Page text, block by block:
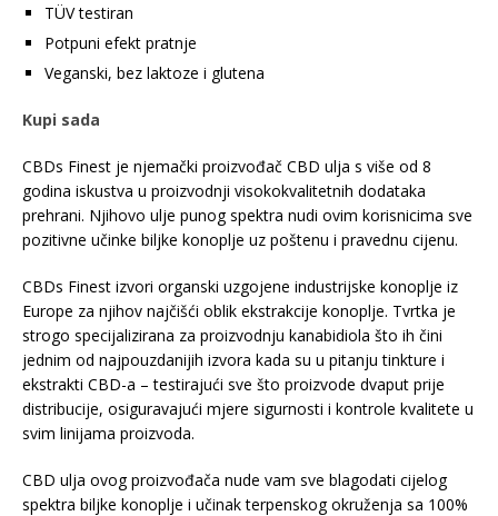
TÜV testiran
Potpuni efekt pratnje
Veganski, bez laktoze i glutena
Kupi sada
CBDs Finest je njemački proizvođač CBD ulja s više od 8
godina iskustva u proizvodnji visokokvalitetnih dodataka
prehrani. Njihovo ulje punog spektra nudi ovim korisnicima sve
pozitivne učinke biljke konoplje uz poštenu i pravednu cijenu.
CBDs Finest izvori organski uzgojene industrijske konoplje iz
Europe za njihov najčišći oblik ekstrakcije konoplje. Tvrtka je
strogo specijalizirana za proizvodnju kanabidiola što ih čini
jednim od najpouzdanijih izvora kada su u pitanju tinkture i
ekstrakti CBD-a – testirajući sve što proizvode dvaput prije
distribucije, osiguravajući mjere sigurnosti i kontrole kvalitete u
svim linijama proizvoda.
CBD ulja ovog proizvođača nude vam sve blagodati cijelog
spektra biljke konoplje i učinak terpenskog okruženja sa 100%